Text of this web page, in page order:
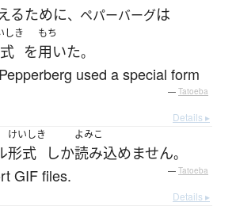
るために、ペパーバーグは
しき
を
もち
用いた。
used a special form
— Tatoeba
Details ▸
けいしき
形式 しか
よみこ
読み込めません。
GIF files. — Tatoeba
Details ▸